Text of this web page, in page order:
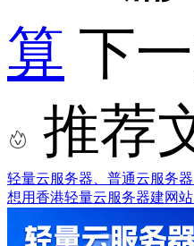
算 下
推荐
轻量云服务器、普通云服务
想用香港轻量云服务器建网